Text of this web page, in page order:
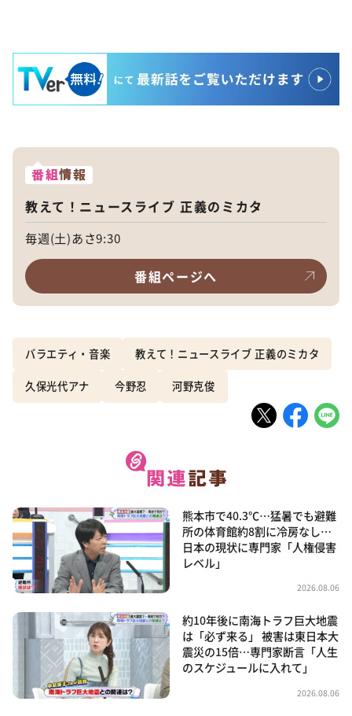
番組情報
教えて！ニュースライブ 正義のミカタ
毎週(土)あさ9:30
番組ページへ
バラエティ・音楽 教えて！ニュースライブ 正義のミカタ
久保光代アナ 今野忍 河野克俊
熊本市で40.3℃…猛暑でも避難
所の体育館約8割に冷房なし…
日本の現状に専門家「人権侵害
レベル」
2026.08.06
約10年後に南海トラフ巨大地震
は「必ず来る」 被害は東日本大
震災の15倍…専門家断言「人生
のスケジュールに入れて」
2026.08.06